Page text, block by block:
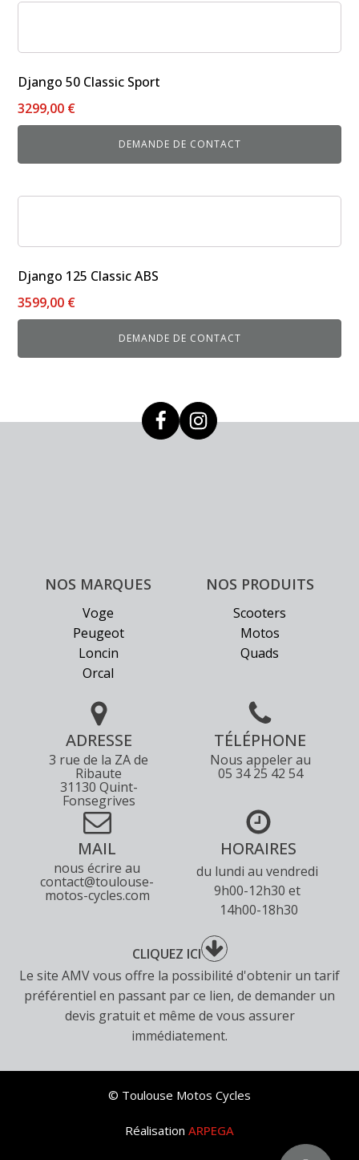
Django 50 Classic Sport
3299,00 €
DEMANDE DE CONTACT
Django 125 Classic ABS
3599,00 €
DEMANDE DE CONTACT
a
variations.
Les
options
la
NOS MARQUES
Voge
Peugeot
Loncin
Orcal
NOS PRODUITS
Scooters
Motos
Quads
ADRESSE
3 rue de la ZA de
Ribaute
31130 Quint-
Fonsegrives
TÉLÉPHONE
Nous appeler au
05 34 25 42 54
MAIL
nous écrire au
contact@toulouse-
motos-cycles.com
HORAIRES
du lundi au vendredi
9h00-12h30 et
14h00-18h30
CLIQUEZ ICI
Le site AMV vous offre la possibilité d'obtenir un tarif
préférentiel en passant par ce lien, de demander un
devis gratuit et même de vous assurer
immédiatement.
© Toulouse Motos Cycles
Réalisation ARPEGA